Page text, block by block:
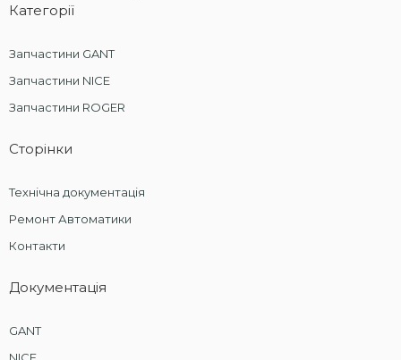
Категорії
Запчастини GANT
Запчастини NICE
Запчастини ROGER
Сторінки
Технічна документація
Ремонт Автоматики
Контакти
Документація
GANT
NICE